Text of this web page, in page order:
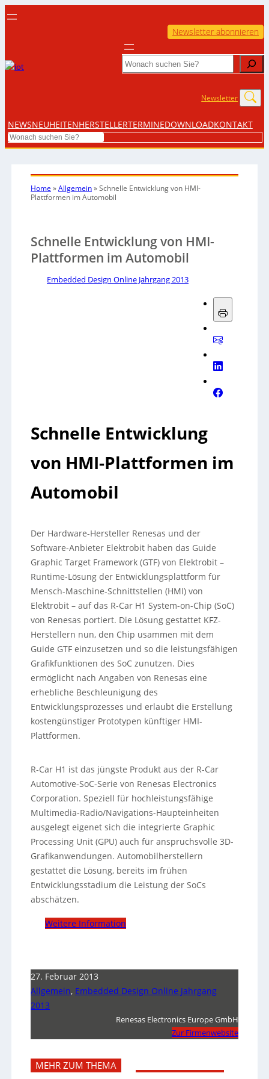
Newsletter abonnieren
Search
Newsletter
NEWSNEUHEITENHERSTELLERTERMINEDOWNLOADKONTAKT
Search
Home »Allgemein»Schnelle Entwicklung von HMI-
Plattformen im Automobil
Schnelle Entwicklung von HMI-
Plattformen im Automobil
Embedded Design Online Jahrgang 2013
Schnelle Entwicklung
von HMI-Plattformen im
Automobil
Der Hardware-Hersteller Renesas und der
Software-Anbieter Elektrobit haben das Guide
Graphic Target Framework (GTF) von Elektrobit –
Runtime-Lösung der Entwicklungsplattform für
Mensch-Maschine-Schnittstellen (HMI) von
Elektrobit – auf das R-Car H1 System-on-Chip (SoC)
von Renesas portiert. Die Lösung gestattet KFZ-
Herstellern nun, den Chip usammen mit dem
Guide GTF einzusetzen und so die leistungsfähigen
Grafikfunktionen des SoC zunutzen. Dies
ermöglicht nach Angaben von Renesas eine
erhebliche Beschleunigung des
Entwicklungsprozesses und erlaubt die Erstellung
kostengünstiger Prototypen künftiger HMI-
Plattformen.
R-Car H1 ist das jüngste Produkt aus der R-Car
Automotive-SoC-Serie von Renesas Electronics
Corporation. Speziell für hochleistungsfähige
Multimedia-Radio/Navigations-Haupteinheiten
ausgelegt eigenet sich die integrierte Graphic
Processing Unit (GPU) auch für anspruchsvolle 3D-
Grafikanwendungen. Automobilherstellern
gestattet die Lösung, bereits im frühen
Entwicklungsstadium die Leistung der SoCs
abschätzen.
Weitere Information
27. Februar 2013
Allgemein, Embedded Design Online Jahrgang
2013
Renesas Electronics Europe GmbH
Zur Firmenwebsite
MEHR ZUM THEMA